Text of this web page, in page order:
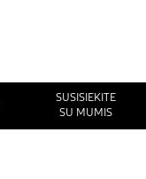
SUSISIEKITE
SU MUMIS